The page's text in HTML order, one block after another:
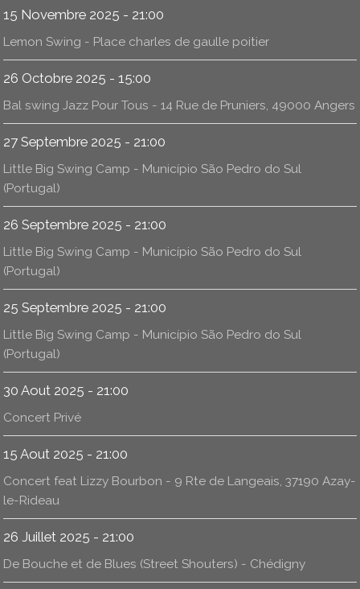
15 Novembre 2025 - 21:00
Lemon Swing - Place charles de gaulle poitier
26 Octobre 2025 - 15:00
Bal swing Jazz Pour Tous - 14 Rue de Pruniers, 49000 Angers
27 Septembre 2025 - 21:00
Little Big Swing Camp - Município São Pedro do Sul
(Portugal)
26 Septembre 2025 - 21:00
Little Big Swing Camp - Município São Pedro do Sul
(Portugal)
25 Septembre 2025 - 21:00
Little Big Swing Camp - Município São Pedro do Sul
(Portugal)
30 Aout 2025 - 21:00
Concert Privé
15 Aout 2025 - 21:00
Concert feat Lizzy Bourbon - 9 Rte de Langeais, 37190 Azay-
le-Rideau
26 Juillet 2025 - 21:00
De Bouche et de Blues (Street Shouters) - Chédigny